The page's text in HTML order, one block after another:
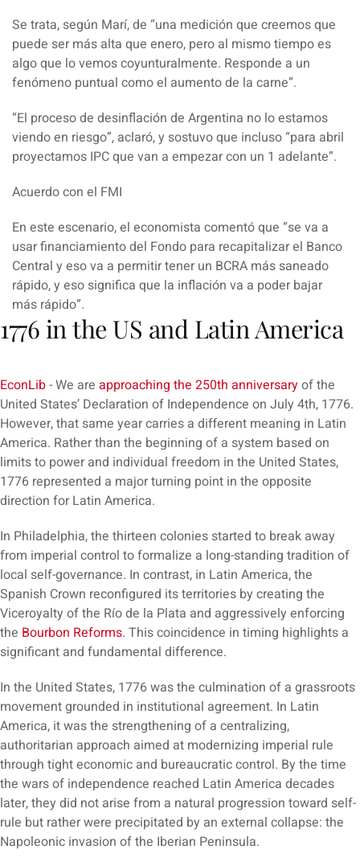
Se trata, según Marí, de “una medición que creemos que
puede ser más alta que enero, pero al mismo tiempo es
algo que lo vemos coyunturalmente. Responde a un
fenómeno puntual como el aumento de la carne”.
“El proceso de desinflación de Argentina no lo estamos
viendo en riesgo”, aclaró, y sostuvo que incluso “para abril
proyectamos IPC que van a empezar con un 1 adelante”.
Acuerdo con el FMI
En este escenario, el economista comentó que “se va a
usar financiamiento del Fondo para recapitalizar el Banco
Central y eso va a permitir tener un BCRA más saneado
rápido, y eso significa que la inflación va a poder bajar
más rápido”.
1776 in the US and Latin America
EconLib- We are approaching the 250th anniversaryof the
United States’ Declaration of Independence on July 4th, 1776.
However, that same year carries a different meaning in Latin
America. Rather than the beginning of a system based on
limits to power and individual freedom in the United States,
1776 represented a major turning point in the opposite
direction for Latin America.
In Philadelphia, the thirteen colonies started to break away
from imperial control to formalize a long-standing tradition of
local self-governance. In contrast, in Latin America, the
Spanish Crown reconfigured its territories by creating the
Viceroyalty of the Río de la Plata and aggressively enforcing
the Bourbon Reforms. This coincidence in timing highlights a
significant and fundamental difference.
In the United States, 1776 was the culmination of a grassroots
movement grounded in institutional agreement. In Latin
America, it was the strengthening of a centralizing,
authoritarian approach aimed at modernizing imperial rule
through tight economic and bureaucratic control. By the time
the wars of independence reached Latin America decades
later, they did not arise from a natural progression toward self-
rule but rather were precipitated by an external collapse: the
Napoleonic invasion of the Iberian Peninsula.